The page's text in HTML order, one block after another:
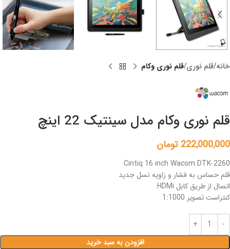
خانه قلم نوری قلم نوری وکام
قلم نوری وکام مدل سینتیک 22 اینچ
222,000,000 تومان
Cintiq 16 inch Wacom DTK-2260
قلم حساس به فشار و زاویه نسل جدید
اتصال از طریق کابل HDMi
کنتراست تصویر 1:1000
افزودن به سبد خرید